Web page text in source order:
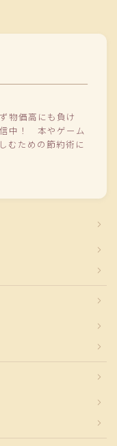
物価高にも負け
中！ 本やゲーム
むための節約術に